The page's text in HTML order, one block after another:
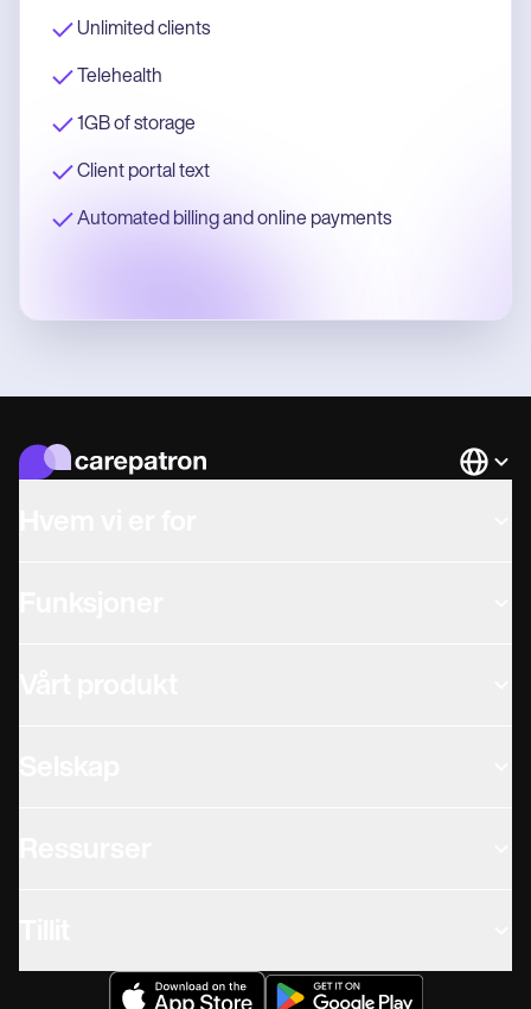
Unlimited clients
Telehealth
1GB of storage
Client portal text
Automated billing and online payments